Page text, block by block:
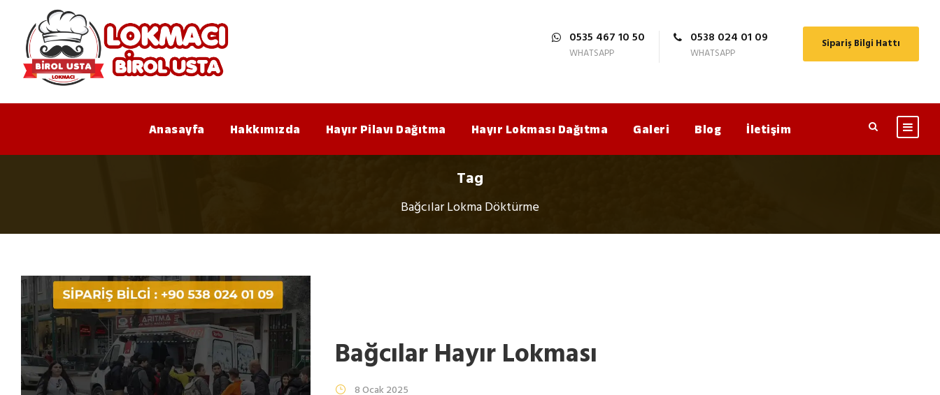
0535 467 10 50
WHATSAPP
0538 024 01 09
WHATSAPP
Sipariş Bilgi Hattı
Anasayfa Hakkımızda Hayır Pilavı Dağıtma Hayır Lokması Dağıtma Galeri Blog İletişim
Tag
Bağcılar Lokma Döktürme
Bağcılar Hayır Lokması
8 Ocak 2025